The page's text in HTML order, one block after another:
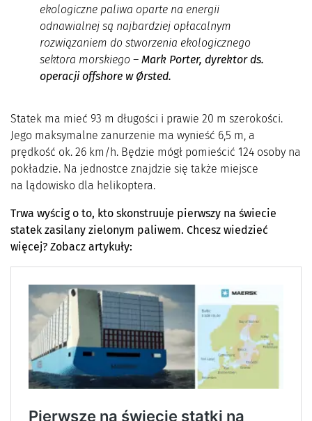
ekologiczne paliwa oparte na energii
odnawialnej są najbardziej opłacalnym
rozwiązaniem do stworzenia ekologicznego
sektora morskiego– Mark Porter, dyrektor ds.
operacji offshore w Ørsted.
Statek ma mieć 93 m długości i prawie 20 m szerokości.
Jego maksymalne zanurzenie ma wynieść 6,5 m, a
prędkość ok. 26 km/h. Będzie mógł pomieścić 124 osoby na
pokładzie. Na jednostce znajdzie się także miejsce
na lądowisko dla helikoptera.
Trwa wyścig o to, kto skonstruuje pierwszy na świecie
statek zasilany zielonym paliwem. Chcesz wiedzieć
więcej? Zobacz artykuły: